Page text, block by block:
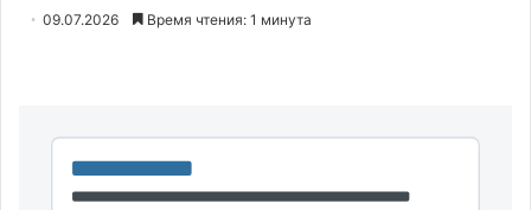
09.07.2026 Время чтения: 1 минута